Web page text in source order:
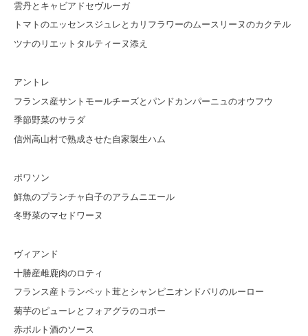
雲丹とキャビアドセヴルーガ
トマトのエッセンスジュレとカリフラワーのムースリーヌのカクテル
ツナのリエットタルティーヌ添え
アントレ
フランス産サントモールチーズとパンドカンパーニュのオウフウ
季節野菜のサラダ
信州高山村で熟成させた自家製生ハム
ポワソン
鮮魚のプランチャ白子のアラムニエール
冬野菜のマセドワーヌ
ヴィアンド
十勝産雌鹿肉のロティ
フランス産トランペット茸とシャンピニオンドパリのルーロー
菊芋のピューレとフォアグラのコポー
赤ポルト酒のソース